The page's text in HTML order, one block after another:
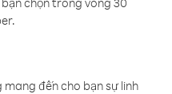
đến cho bạn sự linh